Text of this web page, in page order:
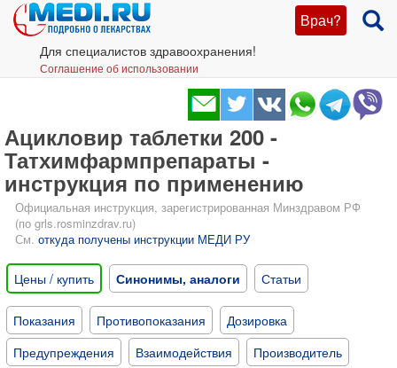
Врач?
Для специалистов здравоохранения!
Соглашение об использовании
Ацикловир таблетки 200 -
Татхимфармпрепараты -
инструкция по применению
Официальная инструкция, зарегистрированная Минздравом РФ
(по grls.rosminzdrav.ru)
См. откуда получены инструкции МЕДИ РУ
Цены / купить Синонимы, аналоги Статьи
Показания Противопоказания
Дозировка
Предупреждения
Взаимодействия Производитель